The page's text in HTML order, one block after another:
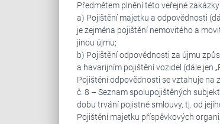
Předmětem plnění této veřejné
a) Pojištění majetku a odpovědnosti
je zejména pojištění nemovitého a
jinou újmu;
b) Pojištění odpovědnosti za újmu
a havarijním pojištění vozidel (dále jen
Pojištění odpovědnosti se vztahuje na
č. 8 – Seznam spolupojištěných
dobu trvání pojistné smlouvy, tj. od
Pojištění majetku příspěvkových